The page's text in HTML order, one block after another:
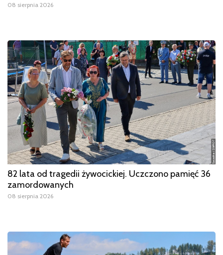
08 sierpnia 2026
82 lata od tragedii żywocickiej. Uczczono pamięć 36
zamordowanych
08 sierpnia 2026